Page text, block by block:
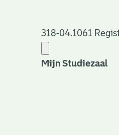
318-04.1061
Mijn Studiezaal